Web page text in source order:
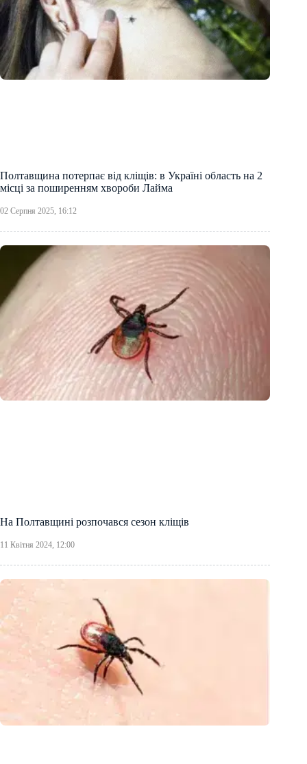
Полтавщина потерпає від кліщів: в Україні область на 2
місці за поширенням хвороби Лайма
02 Серпня 2025, 16:12
На Полтавщині розпочався сезон кліщів
11 Квітня 2024, 12:00